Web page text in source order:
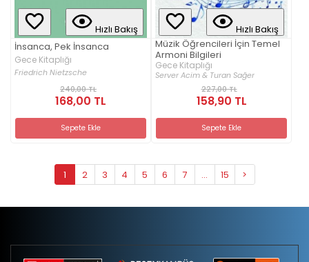
Hızlı Bakış
İnsanca, Pek İnsanca
Gece Kitaplığı
Friedrich Nietzsche
240,00 TL
168,00 TL
Sepete Ekle
Hızlı Bakış
Müzik Öğrencileri İçin Temel
Armoni Bilgileri
Gece Kitaplığı
Server Acim & Turan Sağer
227,00 TL
158,90 TL
Sepete Ekle
1 2 3 4 5 6 7 ... 15 >